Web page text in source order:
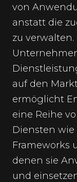
von
anstatt die
zu verwalten.
auf den
ermöglicht
eine Reihe
Diensten
Frameworks
denen sie
und